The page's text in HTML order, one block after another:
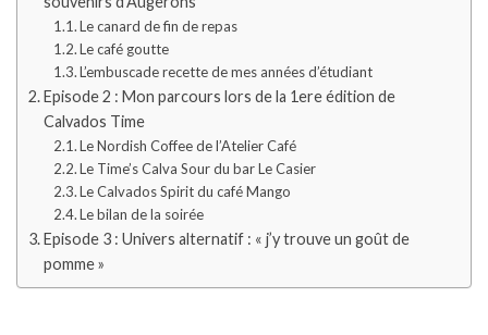
Le canard de fin de repas
Le café goutte
L’embuscade recette de mes années d’étudiant
Episode 2 : Mon parcours lors de la 1ere édition de
Calvados Time
Le Nordish Coffee de l’Atelier Café
Le Time’s Calva Sour du bar Le Casier
Le Calvados Spirit du café Mango
Le bilan de la soirée
Episode 3 : Univers alternatif : « j’y trouve un goût de
pomme »